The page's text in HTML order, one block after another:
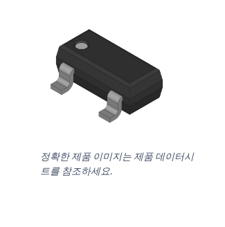
정확한 제품 이미지는 제품 데이터시
트를 참조하세요.